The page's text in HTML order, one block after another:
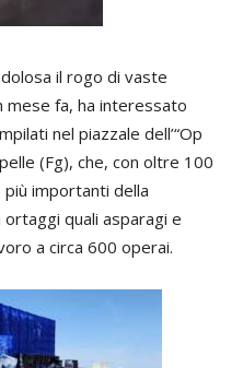
il rogo di vaste
mese fa, ha interessato
nel piazzale dell’“Op
(Fg), che, con oltre 100
importanti della
quali asparagi e
a circa 600 operai.